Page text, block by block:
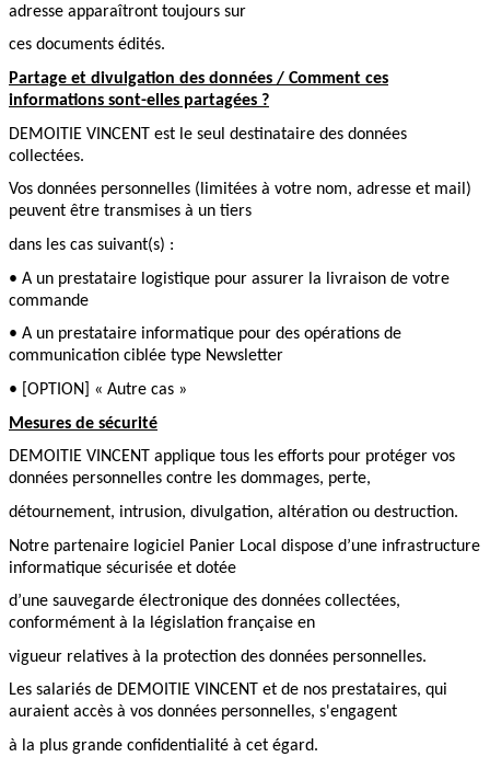
adresse apparaîtront toujours sur
ces documents édités.
Partage et divulgation des données / Comment ces
informations sont-elles partagées ?
DEMOITIE VINCENT est le seul destinataire des données
collectées.
Vos données personnelles (limitées à votre nom, adresse et mail)
peuvent être transmises à un tiers
dans les cas suivant(s) :
• A un prestataire logistique pour assurer la livraison de votre
commande
• A un prestataire informatique pour des opérations de
communication ciblée type Newsletter
• [OPTION] « Autre cas »
Mesures de sécurité
DEMOITIE VINCENT applique tous les efforts pour protéger vos
données personnelles contre les dommages, perte,
détournement, intrusion, divulgation, altération ou destruction.
Notre partenaire logiciel Panier Local dispose d’une infrastructure
informatique sécurisée et dotée
d’une sauvegarde électronique des données collectées,
conformément à la législation française en
vigueur relatives à la protection des données personnelles.
Les salariés de DEMOITIE VINCENT et de nos prestataires, qui
auraient accès à vos données personnelles, s'engagent
à la plus grande confidentialité à cet égard.